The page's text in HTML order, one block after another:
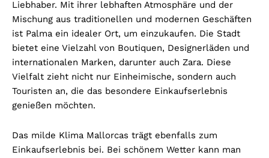
Liebhaber. Mit ihrer lebhaften Atmosphäre und der
Mischung aus traditionellen und modernen Geschäften
ist Palma ein idealer Ort, um einzukaufen. Die Stadt
bietet eine Vielzahl von Boutiquen, Designerläden und
internationalen Marken, darunter auch Zara. Diese
Vielfalt zieht nicht nur Einheimische, sondern auch
Touristen an, die das besondere Einkaufserlebnis
genießen möchten.
Das milde Klima Mallorcas trägt ebenfalls zum
Einkaufserlebnis bei. Bei schönem Wetter kann man